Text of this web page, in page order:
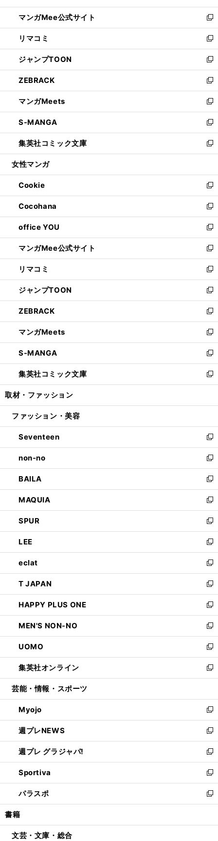
開
く
ン
ド
ウ
で
開
く
ウ
ィ
ン
ド
ウ
で
開
く
し
い
ウ
ィ
ン
ド
ウ
で
開
く
マンガMee公式サイト
新
し
い
ウ
ィ
ン
ド
ウ
で
開
く
リマコミ
新
し
い
ウ
ィ
ン
ド
ウ
で
開
く
ジャンプTOON
新
し
い
ウ
ィ
ン
ド
ウ
で
開
ZEBRACK
新
し
い
ウ
ィ
ン
ド
ウ
開
く
マンガMeets
新
し
い
ウ
ィ
ン
ウ
で
開
く
S-MANGA
新
し
い
ウ
ン
ド
ウ
で
開
く
集英社コミック文庫
新
し
ウ
ィ
ン
ド
ウ
で
開
く
女性マンガ
Cookie
新
し
い
ウ
ィ
ン
ド
ウ
で
開
く
Cocohana
新
し
い
ウ
ィ
ン
ド
ウ
で
開
く
office YOU
新
し
い
ウ
ィ
ン
ド
ウ
で
開
く
マンガMee公式サイト
新
し
い
ウ
ィ
ン
ド
ウ
で
開
く
リマコミ
新
し
い
ウ
ィ
ン
ド
ウ
で
開
く
ジャンプTOON
新
し
い
ウ
ィ
ン
ド
ウ
で
開
ZEBRACK
新
し
い
ウ
ィ
ン
ド
ウ
開
マンガMeets
新
し
い
ウ
ィ
ン
ウ
開
く
S-MANGA
新
し
い
ウ
ン
ウ
で
開
く
集英社コミック文庫
新
し
ウ
ン
ド
ウ
で
開
く
取材・ファッション
ファッション・美容
Seventeen
新
し
い
ウ
ィ
ン
ド
ウ
で
開
く
non-no
新
し
い
ウ
ィ
ン
ド
ウ
で
開
く
BAILA
新
し
い
ウ
ィ
ン
ド
ウ
で
開
く
MAQUIA
新
し
い
ウ
ィ
ン
ド
ウ
で
開
く
SPUR
新
し
い
ウ
ィ
ン
ド
ウ
で
開
く
LEE
新
し
い
ウ
ィ
ン
ド
ウ
で
開
く
eclat
新
し
い
ウ
ィ
ン
ド
ウ
で
開
く
T JAPAN
新
し
い
ウ
ィ
ン
ド
ウ
で
開
HAPPY PLUS ONE
新
し
い
ウ
ィ
ン
ド
ウ
開
く
MEN'S NON-NO
新
し
い
ウ
ィ
ン
ウ
で
開
く
UOMO
新
し
い
ウ
ン
ド
ウ
で
開
く
集英社オンライン
新
し
ウ
ィ
ン
ド
ウ
で
開
く
芸能・情報・スポーツ
Myojo
新
し
い
ウ
ィ
ン
ド
ウ
で
開
週プレNEWS
新
し
い
ウ
ィ
ン
ド
ウ
開
週プレ グラジャパ!
新
し
い
ウ
ィ
ン
ウ
Sportiva
新
し
い
ウ
ン
パラスポ
新
し
ウ
書籍
文芸・文庫・総合